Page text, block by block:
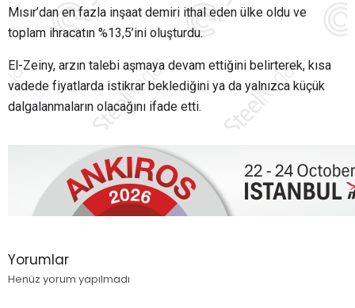
Mısır’dan en fazla inşaat demiri ithal eden ülke oldu ve
toplam ihracatın %13,5’ini oluşturdu.
El-Zeiny, arzın talebi aşmaya devam ettiğini belirterek, kısa
vadede fiyatlarda istikrar beklediğini ya da yalnızca küçük
dalgalanmaların olacağını ifade etti.
Yorumlar
Henüz yorum yapılmadı